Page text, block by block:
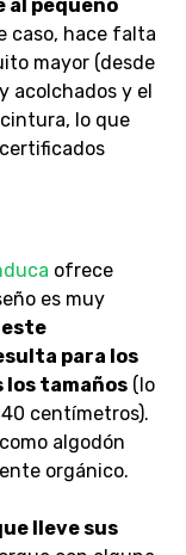
al pequeño
caso, hace falta
mayor (desde
acolchados y el
lo que
ofrece
es muy
este
para los
los tamaños (lo
centímetros).
algodón
orgánico.
lleve sus